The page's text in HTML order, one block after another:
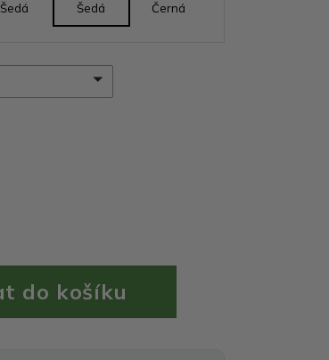
Šedá Šedá Černá